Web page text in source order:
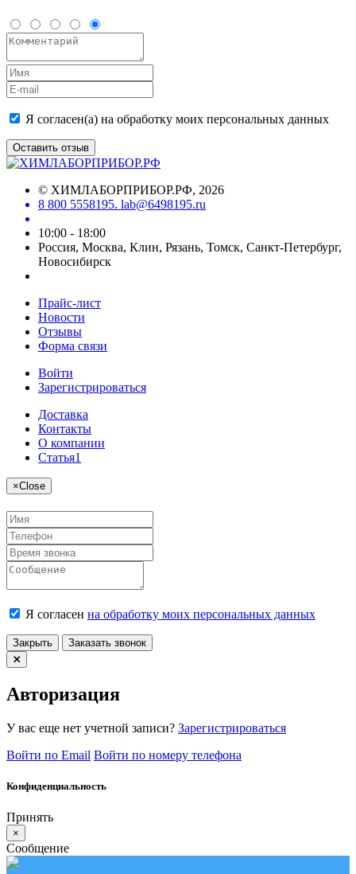
Я согласен(а) на обработку моих персональных данных
Оставить отзыв
© ХИМЛАБОРПРИБОР.РФ, 2026
8 800 5558195. lab@6498195.ru
10:00 - 18:00
Россия, Москва, Клин, Рязань, Томск, Санкт-Петербург,
Новосибирск
Прайс-лист
Новости
Отзывы
Форма связи
Войти
Зарегистрироваться
Доставка
Контакты
О компании
Статья1
×Close
Я согласен на обработку моих персональных данных
Закрыть Заказать звонок
Авторизация
У вас еще нет учетной записи? Зарегистрироваться
Войти по Email Войти по номеру телефона
Конфиденциальность
Принять
×
Сообщение